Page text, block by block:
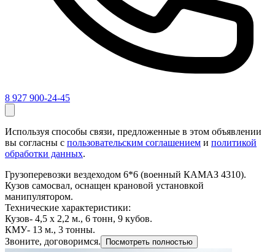
8 927 900-24-45
Используя способы связи, предложенные в этом объявлении
вы согласны с пользовательским соглашением и политикой
обработки данных.
Грузоперевозки вездеходом 6*6 (военный КАМАЗ 4310).
Кузов самосвал, оснащен крановой установкой
манипулятором.
Технические характеристики:
Кузов- 4,5 х 2,2 м., 6 тонн, 9 кубов.
КМУ- 13 м., 3 тонны.
Звоните, договоримся.
Посмотреть полностью